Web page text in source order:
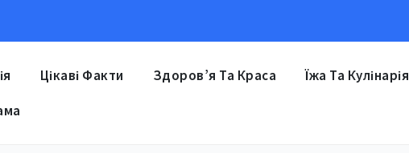
Цікаві Факти Здоров’я Та Краса Їжа Та Кулінарія